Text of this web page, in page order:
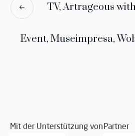
TV, Artrageous
Event, Museimpresa,
Mit der Unterstützung vonPartner